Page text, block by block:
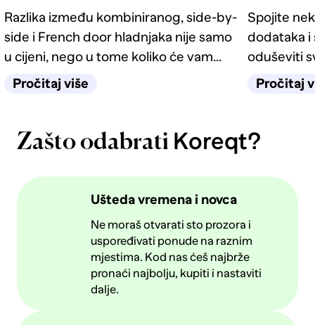
Razlika između kombiniranog, side-by-
side i French door hladnjaka nije samo
u cijeni, nego u tome koliko će vam
život u kuhinji biti jednostavan
Pročitaj više
Spojite
dodataka i
oduševiti
četiri
Pročitaj
Zašto odabrati Koreqt?
Ušteda vremena i novca
Ne moraš otvarati sto prozora i
uspoređivati ponude na raznim
mjestima. Kod nas ćeš najbrže
pronaći najbolju, kupiti i nastaviti
dalje.